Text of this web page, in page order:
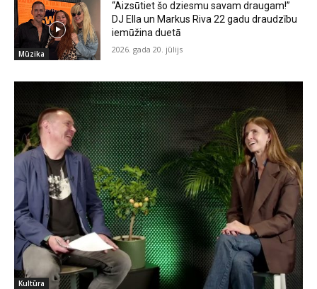
Mūzika
“Aizsūtiet šo dziesmu savam draugam!”
DJ Ella un Markus Riva 22 gadu draudzību
iemūžina duetā
2026. gada 20. jūlijs
Kultūra